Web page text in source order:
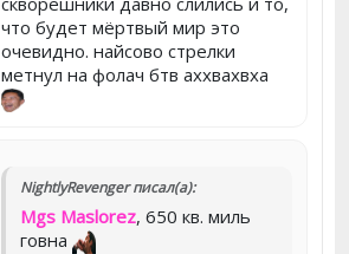
что будет мёртвый мир это
очевидно. найсово стрелки
метнул на фолач бтв аххвахвха
NightlyRevenger писал(а):
Mgs Maslorez, 650 кв. миль
говна